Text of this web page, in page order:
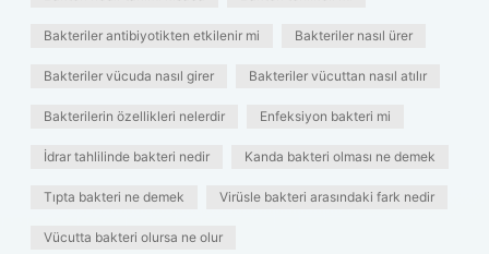
Bakteriler antibiyotikten etkilenir mi Bakteriler nasıl ürer
Bakteriler vücuda nasıl girer Bakteriler vücuttan nasıl atılır
Bakterilerin özellikleri nelerdir Enfeksiyon bakteri mi
İdrar tahlilinde bakteri nedir Kanda bakteri olması ne demek
Tıpta bakteri ne demek Virüsle bakteri arasındaki fark nedir
Vücutta bakteri olursa ne olur